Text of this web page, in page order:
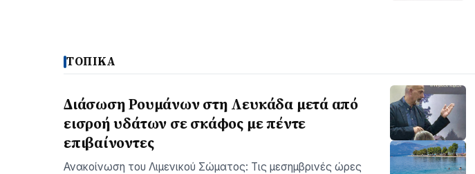
ΤΟΠΙΚΑ
Διάσωση Ρουμάνων στη Λευκάδα μετά από
εισροή υδάτων σε σκάφος με πέντε
επιβαίνοντες
Ανακοίνωση του Λιμενικού Σώματος: Τις μεσημβρινές ώρες